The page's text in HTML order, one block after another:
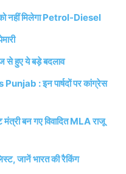
नहीं मिलेगा Petrol-Diesel
हुए ये बड़े बदलाव
: इन पार्षदों पर कांग्रेस
बन गए विवादित MLA राजू
जानें भारत की रैकिंग